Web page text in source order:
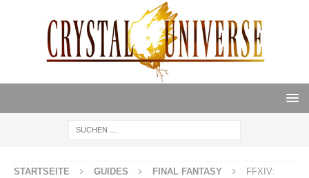
STARTSEITE GUIDES FINAL FANTASY
FFXIV: